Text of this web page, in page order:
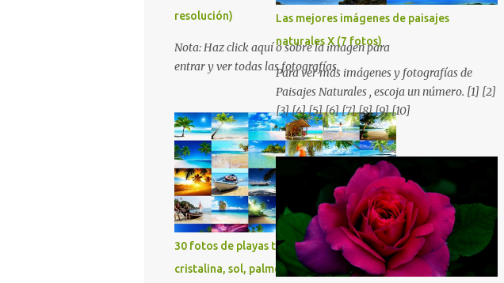
resolución)
Nota: Haz click aquí o sobre la imagen para
entrar y ver todas las fotografías.
30 fotos de playas tropicales con agua
cristalina, sol, palmeras y arenas blancas. -
amigos. Gracias.
Las mejores imágenes de paisajes
naturales X (7 fotos)
Para ver más imágenes y fotografías de
Paisajes Naturales , escoja un número. [1] [2]
[3] [4] [5] [6] [7] [8] [9] [10]